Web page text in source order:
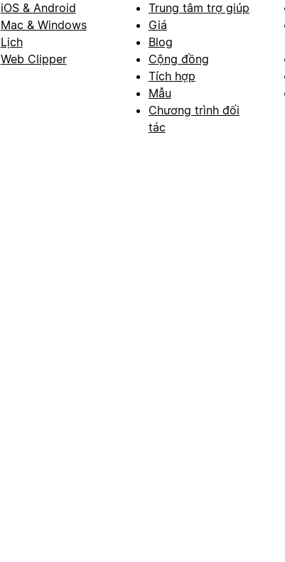
iOS & Android
Mac & Windows
Lịch
Web Clipper
Trung tâm trợ giúp
Giá
Blog
Cộng đồng
Tích hợp
Mẫu
Chương trình đối
tác